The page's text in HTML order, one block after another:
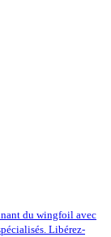
du wingfoil avec
Libérez-